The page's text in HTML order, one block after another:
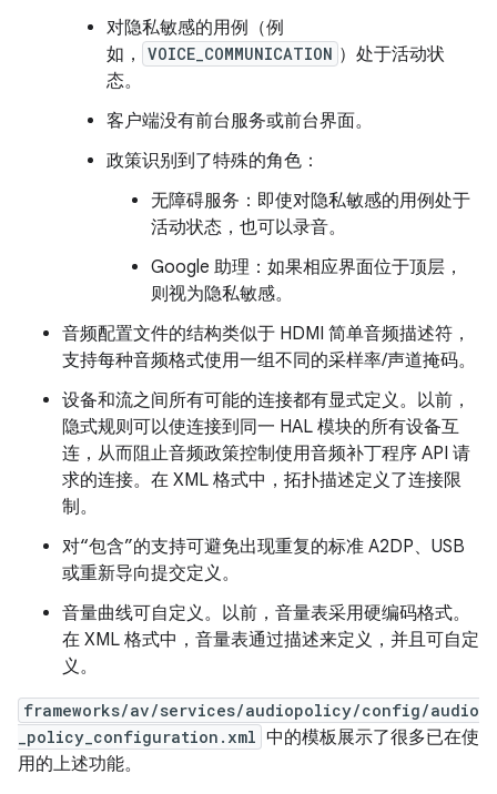
对隐私敏感的用例（例
如，
VOICE_COMMUNICATION ）处于活动状
态。
客户端没有前台服务或前台界面。
政策识别到了特殊的角色：
无障碍服务：即使对隐私敏感的用例处于
活动状态，也可以录音。
Google 助理：如果相应界面位于顶层，
则视为隐私敏感。
音频配置文件的结构类似于 HDMI 简单音频描述符，
支持每种音频格式使用一组不同的采样率/声道掩码。
设备和流之间所有可能的连接都有显式定义。以前，
隐式规则可以使连接到同一 HAL 模块的所有设备互
连，从而阻止音频政策控制使用音频补丁程序 API 请
求的连接。在 XML 格式中，拓扑描述定义了连接限
制。
对“包含”的支持可避免出现重复的标准 A2DP、USB
或重新导向提交定义。
音量曲线可自定义。以前，音量表采用硬编码格式。
在 XML 格式中，音量表通过描述来定义，并且可自定
义。
frameworks/av/services/audiopolicy/config/audio
_policy_configuration.xml 中的模板展示了很多已在使
用的上述功能。